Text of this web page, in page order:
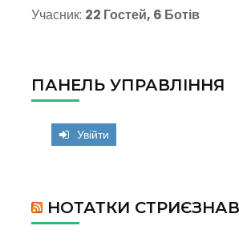
Учасник: 22 Гостей, 6 Ботів
ПАНЕЛЬ УПРАВЛІННЯ
Увійти
НОТАТКИ